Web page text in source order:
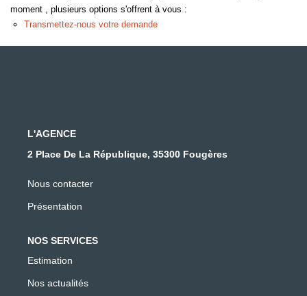
moment , plusieurs options s'offrent à vous :
Transmettez-nous votre demande
L'AGENCE
2 Place De La République, 35300 Fougères
Nous contacter
Présentation
NOS SERVICES
Estimation
Nos actualités